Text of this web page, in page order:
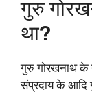
गुरु
था?
गुरु गोरखनाथ के
संप्रदाय के